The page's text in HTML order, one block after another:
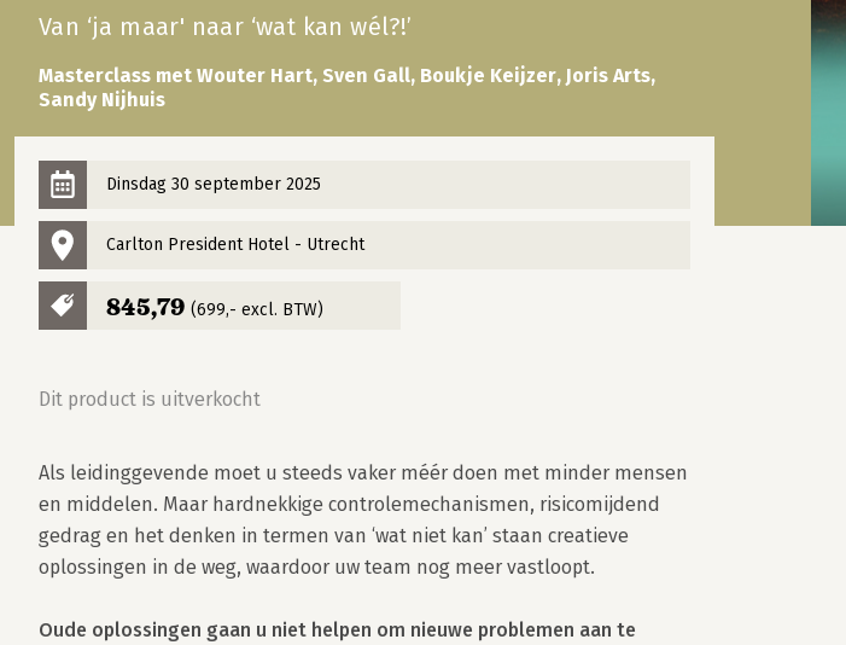
Van ‘ja maar' naar ‘wat kan wél?!’
Masterclass met Wouter Hart, Sven Gall, Boukje Keijzer, Joris Arts,
Sandy Nijhuis
Dinsdag 30 september 2025
Carlton President Hotel - Utrecht
845,79 (699,- excl. BTW)
Dit product is uitverkocht
Als leidinggevende moet u steeds vaker méér doen met minder mensen
en middelen. Maar hardnekkige controlemechanismen, risicomijdend
gedrag en het denken in termen van ‘wat niet kan’ staan creatieve
oplossingen in de weg, waardoor uw team nog meer vastloopt.
Oude oplossingen gaan u niet helpen om nieuwe problemen aan te